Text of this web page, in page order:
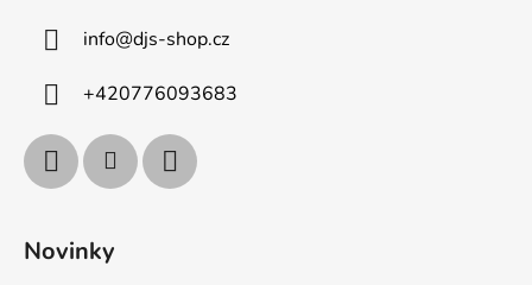
info@djs-shop.cz
+420776093683
Novinky